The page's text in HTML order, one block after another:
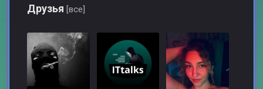
Друзья [все]